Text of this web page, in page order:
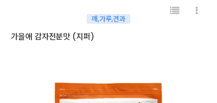
깨,가루,견과
가을애 감자전분맛 (지퍼)